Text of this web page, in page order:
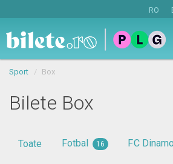
RO
Sport Box
Bilete Box
Toate Fotbal 16 FC Dinamo